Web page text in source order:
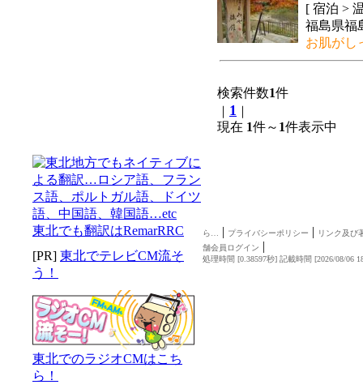
東北でも翻訳はRemarRRC
[PR] 東北でテレビCM流そ
う！
東北でのラジオCMはこち
ら！
[ 宿泊 >
福島県福
お肌がし
検索件数1件
1
現在 1件～ 1件表示中
ら… | プライバシーポリシー |
リンク及び
舗会員ログイン |
処理時間 [0.38597秒] 記載時間 [2026/08/06